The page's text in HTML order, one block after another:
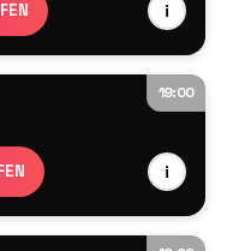
i
Ramon
19:00
i
gegeben